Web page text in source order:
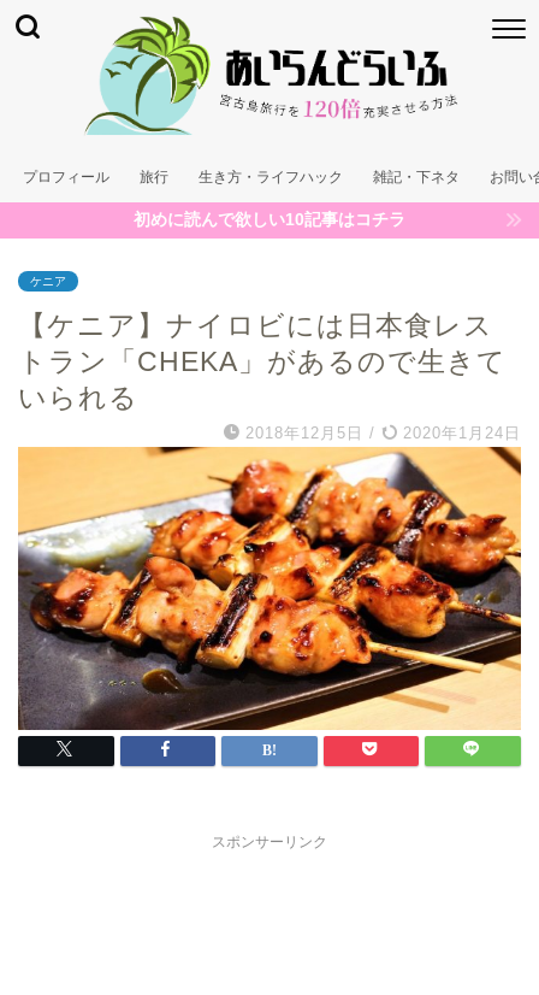
プロフィール 旅行 生き方・ライフハック 雑記・下ネタ お問い
初めに読んで欲しい10記事はコチラ
ケニア
【ケニア】ナイロビには日本食レス
トラン「CHEKA」があるので生きて
いられる
2018年12月5日 / 2020年1月24日
スポンサーリンク